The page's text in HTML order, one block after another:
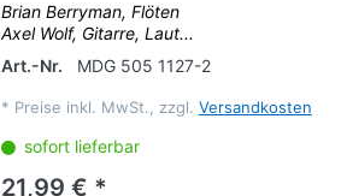
Brian Berryman, Flöten
Axel Wolf, Gitarre, Laut...
Art.-Nr.
MDG 505 1127-2
* Preise inkl. MwSt., zzgl. Versandkosten
sofort lieferbar
21,99 € *